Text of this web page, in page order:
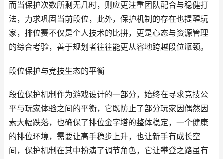
而当保护次数所剩无几时，则应更注重团队配合与稳健打
法，力求巩固当前段位，此外，保护机制的存在也提醒玩
家，排位赛不仅是个人技术的比拼，更是心态与资源管理
的综合考验，善于规划者往往能更从容地跨越段位瓶颈。
段位保护与竞技生态的平衡
段位保护机制作为游戏设计的一部分，始终在寻求竞技公
平与玩家体验之间的平衡，它既防止了部分玩家因偶然因
素大幅跌落，也确保了排位金字塔的整体稳定，一个健康
的排位环境，需要让高手稳步上升，也让新手有成长空
间，保护机制在其中扮演了调节角色，它让攀登之路虽有